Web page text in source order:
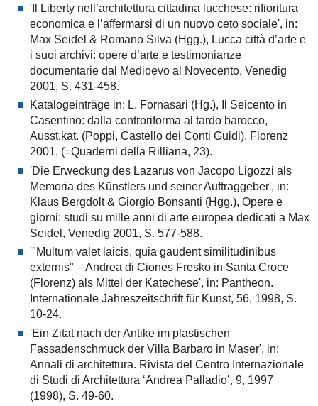
'Il Liberty nell’architettura cittadina lucchese: rifioritura
economica e l’affermarsi di un nuovo ceto sociale', in:
Max Seidel & Romano Silva (Hgg.), Lucca città d’arte e
i suoi archivi: opere d’arte e testimonianze
documentarie dal Medioevo al Novecento, Venedig
2001, S. 431-458.
Katalogeinträge in: L. Fornasari (Hg.), Il Seicento in
Casentino: dalla controriforma al tardo barocco,
Ausst.kat. (Poppi, Castello dei Conti Guidi), Florenz
2001, (=Quaderni della Rilliana, 23).
'Die Erweckung des Lazarus von Jacopo Ligozzi als
Memoria des Künstlers und seiner Auftraggeber', in:
Klaus Bergdolt & Giorgio Bonsanti (Hgg.), Opere e
giorni: studi su mille anni di arte europea dedicati a Max
Seidel, Venedig 2001, S. 577-588.
'"Multum valet laicis, quia gaudent similitudinibus
externis" – Andrea di Ciones Fresko in Santa Croce
(Florenz) als Mittel der Katechese', in: Pantheon.
Internationale Jahreszeitschrift für Kunst, 56, 1998, S.
10-24.
'Ein Zitat nach der Antike im plastischen
Fassadenschmuck der Villa Barbaro in Maser', in:
Annali di architettura. Rivista del Centro Internazionale
di Studi di Architettura ‘Andrea Palladio’, 9, 1997
(1998), S. 49-60.